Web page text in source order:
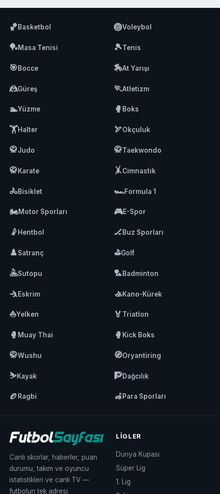
🏀Basketbol 🏐Voleybol
🏓Masa Tenisi 🎾Tenis
🎯Bocce 🏇At Yarışı
🤼Güreş 🏃Atletizm
🏊Yüzme 🥊 Boks
🏋️Halter 🏹Okçuluk
🥋Judo 🥋Taekwondo
🥋Karate 🤸Cimnastik
🚴Bisiklet 🏎️Formula 1
🏍️Motor Sporları 🎮E-Spor
🤾 Hentbol 🏒Buz Sporları
♟️Satranç ⛳Golf
🤽Sutopu 🏸Badminton
🤺Eskrim 🚣Kano-Kürek
⛵Yelken 🏅 Triatlon
🥊 Muay Thai 🥊 Kick Boks
🥋Wushu 🧭Oryantiring
⛷️Kayak 🧗Dağcılık
🏉 Ragbi 🦽Para Sporları
Canlı skorlar, haberler, puan
durumu, takım ve oyuncu
istatistikleri ve canlı TV —
futbolun tek adresi.
LIGLER
Dünya Kupası
Süper Lig
1. Lig